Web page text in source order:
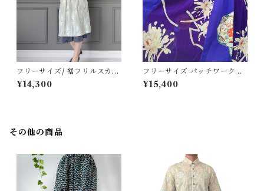
フリーサイズ/ 裾フリルスカー
ト[ライトグレーグラデーショ
ン絣紬]
¥14,300
フリーサイズ パッチワークギ
ャザースカート[青紫系 * 白花
* 花鳥]
¥15,400
その他の商品